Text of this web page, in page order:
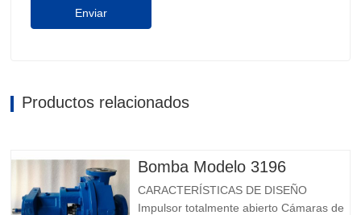
Enviar
Productos relacionados
Bomba Modelo 3196
CARACTERÍSTICAS DE DISEÑO
Impulsor totalmente abierto Cámaras de